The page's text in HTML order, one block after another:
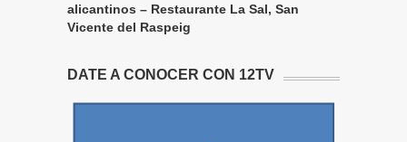
alicantinos – Restaurante La Sal, San
Vicente del Raspeig
DATE A CONOCER CON 12TV